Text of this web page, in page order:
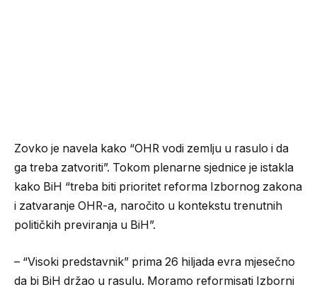
Zovko je navela kako “OHR vodi zemlju u rasulo i da
ga treba zatvoriti”. Tokom plenarne sjednice je istakla
kako BiH “treba biti prioritet reforma Izbornog zakona
i zatvaranje OHR-a, naročito u kontekstu trenutnih
političkih previranja u BiH”.
– “Visoki predstavnik” prima 26 hiljada evra mjesečno
da bi BiH držao u rasulu. Moramo reformisati Izborni